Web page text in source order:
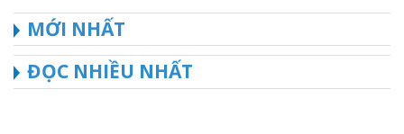
MỚI NHẤT
ĐỌC NHIỀU NHẤT